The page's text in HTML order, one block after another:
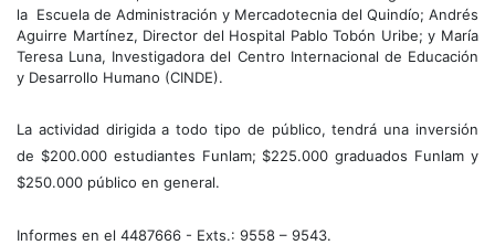
la Escuela de Administración y Mercadotecnia del Quindío; Andrés
Aguirre Martínez, Director del Hospital Pablo Tobón Uribe; y María
Teresa Luna, Investigadora del Centro Internacional de Educación
y Desarrollo Humano (CINDE).
La actividad dirigida a todo tipo de público, tendrá una inversión
de $200.000 estudiantes Funlam; $225.000 graduados Funlam y
$250.000 público en general.
Informes en el 4487666 - Exts.: 9558 – 9543.